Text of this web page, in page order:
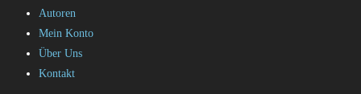
Autoren
Mein Konto
Über Uns
Kontakt